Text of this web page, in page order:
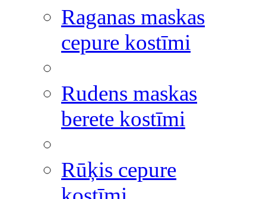
Raganas maskas
cepure kostīmi
Rudens maskas
berete kostīmi
Rūķis cepure